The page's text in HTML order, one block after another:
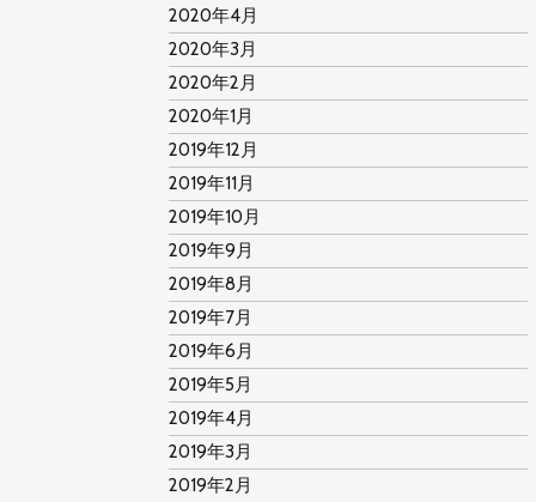
2020年4月
2020年3月
2020年2月
2020年1月
2019年12月
2019年11月
2019年10月
2019年9月
2019年8月
2019年7月
2019年6月
2019年5月
2019年4月
2019年3月
2019年2月